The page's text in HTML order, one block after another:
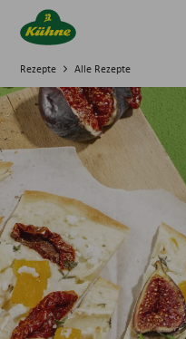
Springe zum Hauptinhalt
Rezepte Alle Rezepte